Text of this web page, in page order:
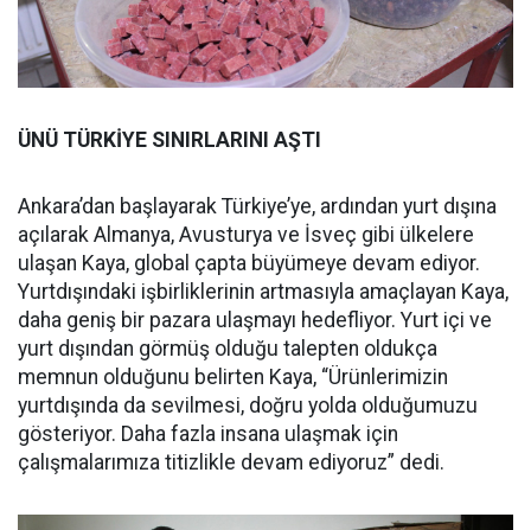
ÜNÜ TÜRKİYE SINIRLARINI AŞTI
Ankara’dan başlayarak Türkiye’ye, ardından yurt dışına
açılarak Almanya, Avusturya ve İsveç gibi ülkelere
ulaşan Kaya, global çapta büyümeye devam ediyor.
Yurtdışındaki işbirliklerinin artmasıyla amaçlayan Kaya,
daha geniş bir pazara ulaşmayı hedefliyor. Yurt içi ve
yurt dışından görmüş olduğu talepten oldukça
memnun olduğunu belirten Kaya, “Ürünlerimizin
yurtdışında da sevilmesi, doğru yolda olduğumuzu
gösteriyor. Daha fazla insana ulaşmak için
çalışmalarımıza titizlikle devam ediyoruz” dedi.